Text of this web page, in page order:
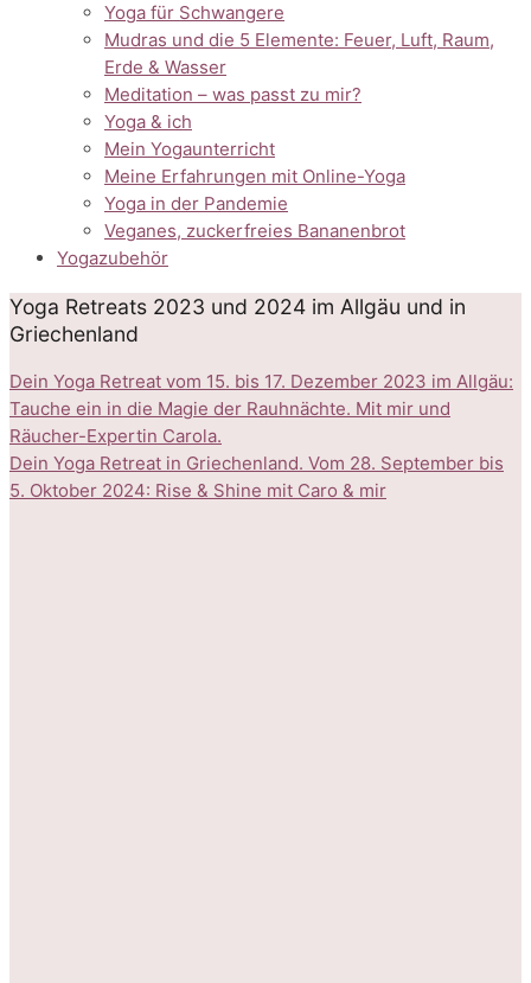
Yoga für Schwangere
Mudras und die 5 Elemente: Feuer, Luft, Raum,
Erde & Wasser
Meditation – was passt zu mir?
Yoga & ich
Mein Yogaunterricht
Meine Erfahrungen mit Online-Yoga
Yoga in der Pandemie
Veganes, zuckerfreies Bananenbrot
Yogazubehör
Yoga Retreats 2023 und 2024 im Allgäu und in
Griechenland
Dein Yoga Retreat vom 15. bis 17. Dezember 2023 im Allgäu:
Tauche ein in die Magie der Rauhnächte. Mit mir und
Räucher-Expertin Carola.
Dein Yoga Retreat in Griechenland. Vom 28. September bis
5. Oktober 2024: Rise & Shine mit Caro & mir